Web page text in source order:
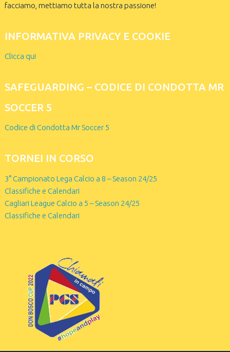
facciamo, mettiamo tutta la nostra passione!
INFORMATIVA PRIVACY E COOKIE
Clicca qui
SAFEGUARDING – CODICE DI CONDOTTA MR
SOCCER 5
Codice di Condotta Mr Soccer 5
TORNEI IN CORSO
3° Campionato Lega Calcio a 8 – Season 24/25
Classifiche e Calendari
Cagliari League Calcio a 5 – Season 24/25
Classifiche e Calendari